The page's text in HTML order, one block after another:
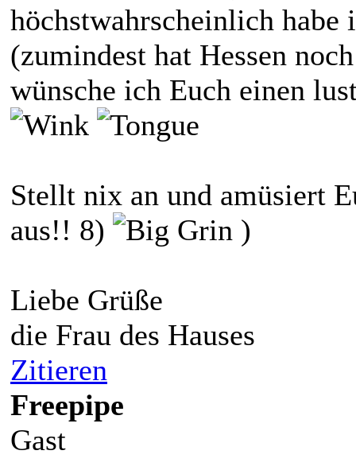
höchstwahrscheinlich habe
(zumindest hat Hessen
wünsche ich Euch einen
Stellt nix an und amüsiert
aus!! 8)
)
Liebe Grüße
die Frau des Hauses
Zitieren
Freepipe
Gast